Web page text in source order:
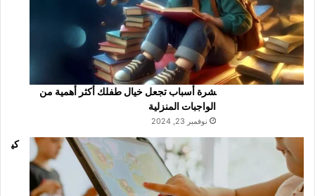
شرة أسباب تجعل خيال طفلك أكثر أهمية من
الواجبات المنزلية
نوفمبر 23, 2024
كي